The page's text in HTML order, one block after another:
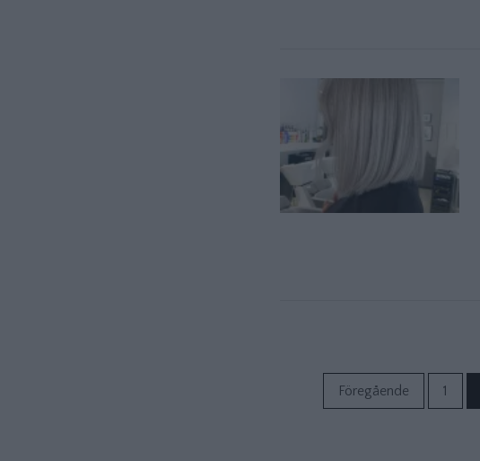
Föregående 1